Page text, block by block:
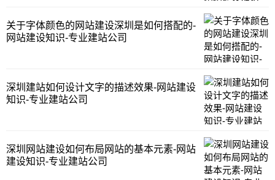
​关于字体颜色的网站建设深圳是如何搭配的-
网站建设知识-专业建站公司
​深圳建站如何设计文字的描述效果-网站建设
知识-专业建站公司
​深圳网站建设如何布局网站的基本元素-网站
建设知识-专业建站公司